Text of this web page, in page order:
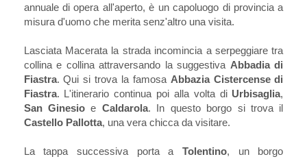
annuale di opera all'aperto, è un capoluogo di provincia a
misura d'uomo che merita senz'altro una visita.
Lasciata Macerata la strada incomincia a serpeggiare tra
collina e collina attraversando la suggestiva Abbadia di
Fiastra. Qui si trova la famosa Abbazia Cistercense di
Fiastra. L'itinerario continua poi alla volta di Urbisaglia,
San Ginesio e Caldarola. In questo borgo si trova il
Castello Pallotta, una vera chicca da visitare.
La tappa successiva porta aTolentino, un borgo